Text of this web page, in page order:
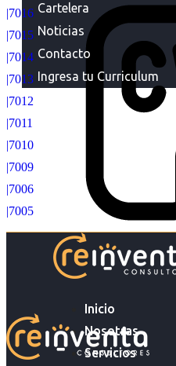
Inicio
Nosotras
Servicios
Cartelera
Noticias
Contacto
Ingresa tu Curriculum
|7016
|7015
|7014
|7013
|7012
|7011
|7010
|7009
|7006
|7005